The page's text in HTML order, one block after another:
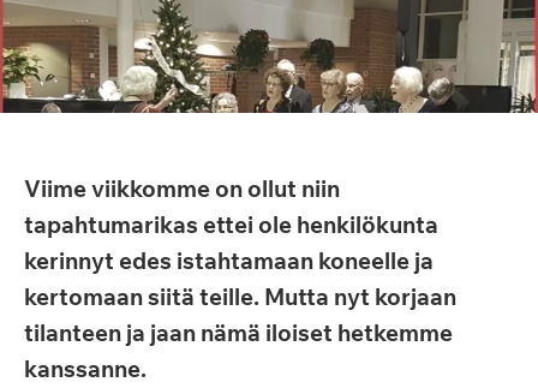
Viime viikkomme on ollut niin
tapahtumarikas ettei ole henkilökunta
kerinnyt edes istahtamaan koneelle ja
kertomaan siitä teille. Mutta nyt korjaan
tilanteen ja jaan nämä iloiset hetkemme
kanssanne.